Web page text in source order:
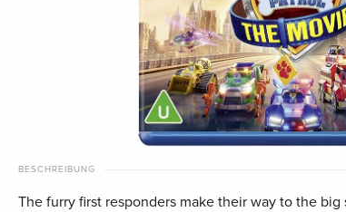
BESCHREIBUNG
The furry first responders make their way to the big